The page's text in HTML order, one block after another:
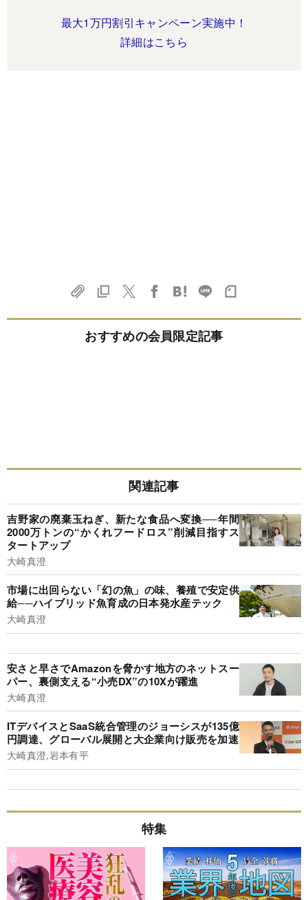
最大1万円割引キャンペーン実施中！
詳細はこちら
おすすめの会員限定記事
関連記事
吉野家の廃棄玉ねぎ、新たな食品へ変換──年間
2000万トンの“かくれフードロス”削減目指すス
タートアップ
大崎真澄
市場に出回らない「幻の魚」の味、養殖で安定供
給──ハイブリッド魚育成の日本発水産テック
大崎真澄
安さと早さでAmazonを脅かす地方のネットスー
パー、裏側支える“小売DX”の10Xが躍進
大崎真澄
ITデバイスとSaaS統合管理のジョーシスが135億
円調達、グローバル展開と大企業向け販売を加速
大崎真澄,岩本有平
特集